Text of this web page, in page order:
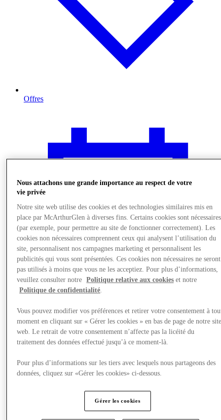
Offres
Nous attachons une grande importance au respect de votre
vie privée
Notre site web utilise des cookies et des technologies similaires mis en
place par McArthurGlen à diverses fins. Certains cookies sont nécessaires
(par exemple, pour permettre au site de fonctionner correctement). Les
cookies non nécessaires comprennent ceux qui analysent l’utilisation du
site, personnalisent nos campagnes marketing et personnalisent les
publicités qui vous sont présentées. Ces cookies non nécessaires ne seront
pas utilisés à moins que vous ne les acceptiez. Pour plus d’informations,
veuillez consulter notre Politique relative aux cookies et notre
Politique de confidentialité.
Vous pouvez modifier vos préférences et retirer votre consentement à
moment en cliquant sur « Gérer les cookies » en bas de page de notre
web. Le retrait de votre consentement n’affecte pas la licéité du
traitement des données effectué jusqu’à ce moment-là.
Pour plus d’informations sur les tiers avec lesquels nous partageons des
données, cliquez sur «Gérer les cookies» ci-dessous.
Gérer les cookies